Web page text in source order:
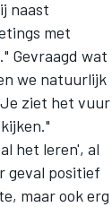
naast
met
Gevraagd wat
we natuurlijk
Je ziet het vuur
het leren', al
geval positief
maar ook erg